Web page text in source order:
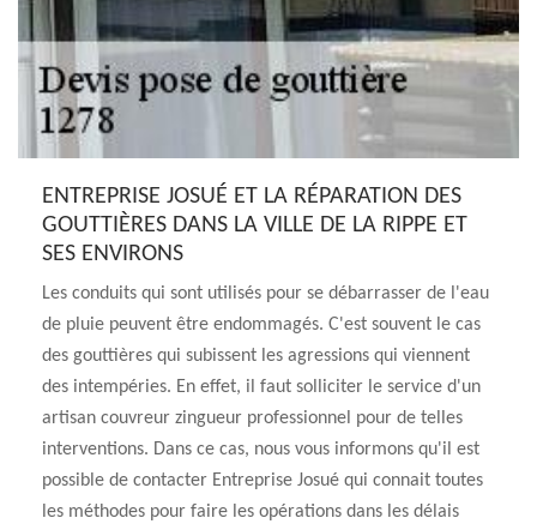
ENTREPRISE JOSUÉ ET LA RÉPARATION DES
GOUTTIÈRES DANS LA VILLE DE LA RIPPE ET
SES ENVIRONS
Les conduits qui sont utilisés pour se débarrasser de l'eau
de pluie peuvent être endommagés. C'est souvent le cas
des gouttières qui subissent les agressions qui viennent
des intempéries. En effet, il faut solliciter le service d'un
artisan couvreur zingueur professionnel pour de telles
interventions. Dans ce cas, nous vous informons qu'il est
possible de contacter Entreprise Josué qui connait toutes
les méthodes pour faire les opérations dans les délais